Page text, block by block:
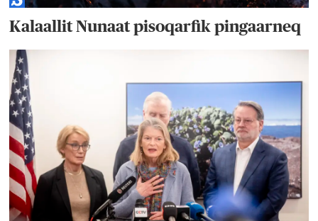
Kalaallit Nunaat pisoqarfik pingaarneq